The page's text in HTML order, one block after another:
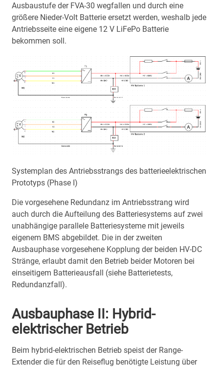
Ausbaustufe der FVA-30 wegfallen und durch eine
größere Nieder-Volt Batterie ersetzt werden, weshalb jede
Antriebsseite eine eigene 12 V LiFePo Batterie
bekommen soll.
Systemplan des Antriebsstrangs des batterieelektrischen
Prototyps (Phase I)
Die vorgesehene Redundanz im Antriebsstrang wird
auch durch die Aufteilung des Batteriesystems auf zwei
unabhängige parallele Batteriesysteme mit jeweils
eigenem BMS abgebildet. Die in der zweiten
Ausbauphase vorgesehene Kopplung der beiden HV-DC
Stränge, erlaubt damit den Betrieb beider Motoren bei
einseitigem Batterieausfall (siehe Batterietests,
Redundanzfall).
Ausbauphase II: Hybrid-
elektrischer Betrieb
Beim hybrid-elektrischen Betrieb speist der Range-
Extender die für den Reiseflug benötigte Leistung über